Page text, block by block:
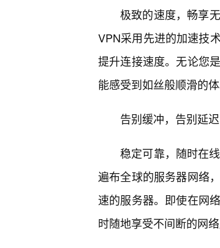
极致的速度，畅享
VPN采用先进的加速技
提升连接速度。无论您
能感受到如丝般顺滑的体
告别缓冲，告别延
稳定可靠，随时在
遍布全球的服务器网络
速的服务器。即使在网
时随地享受不间断的网络